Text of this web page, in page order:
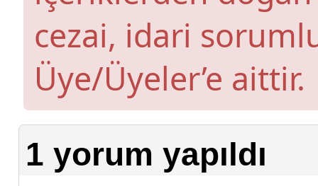
cezai, idari
Üye/Üyeler’e aittir.
1 yorum yapıldı